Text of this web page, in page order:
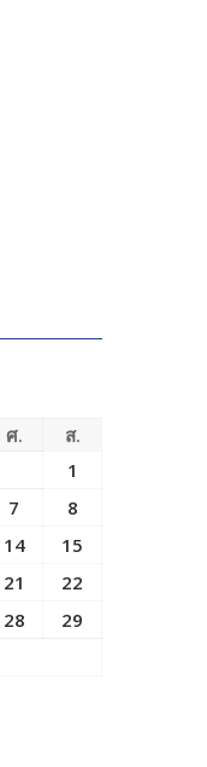
ศ.
ส.
1
7
8
14
15
21
22
28
29